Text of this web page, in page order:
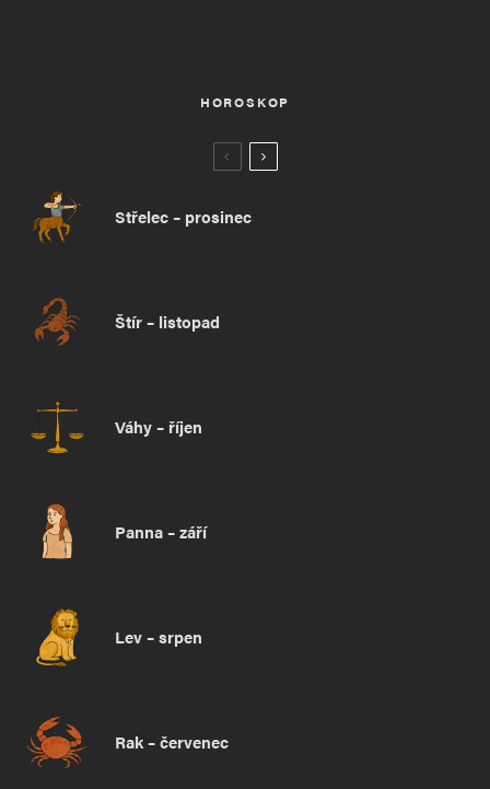
HOROSKOP
Střelec – prosinec
Štír – listopad
Váhy – říjen
Panna – září
Lev – srpen
Rak – červenec